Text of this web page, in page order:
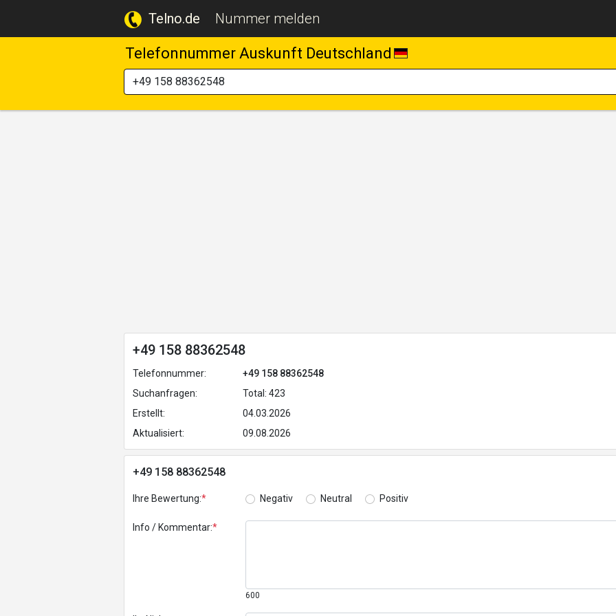
Telno.de Nummer melden
Telefonnummer Auskunft Deutschland
+49 158 88362548
Telefonnummer:
+49 158 88362548
Suchanfragen:
Total: 423
Erstellt:
04.03.2026
Aktualisiert:
09.08.2026
+49 158 88362548
Ihre Bewertung:* Negativ Neutral Positiv
Info / Kommentar:*
600